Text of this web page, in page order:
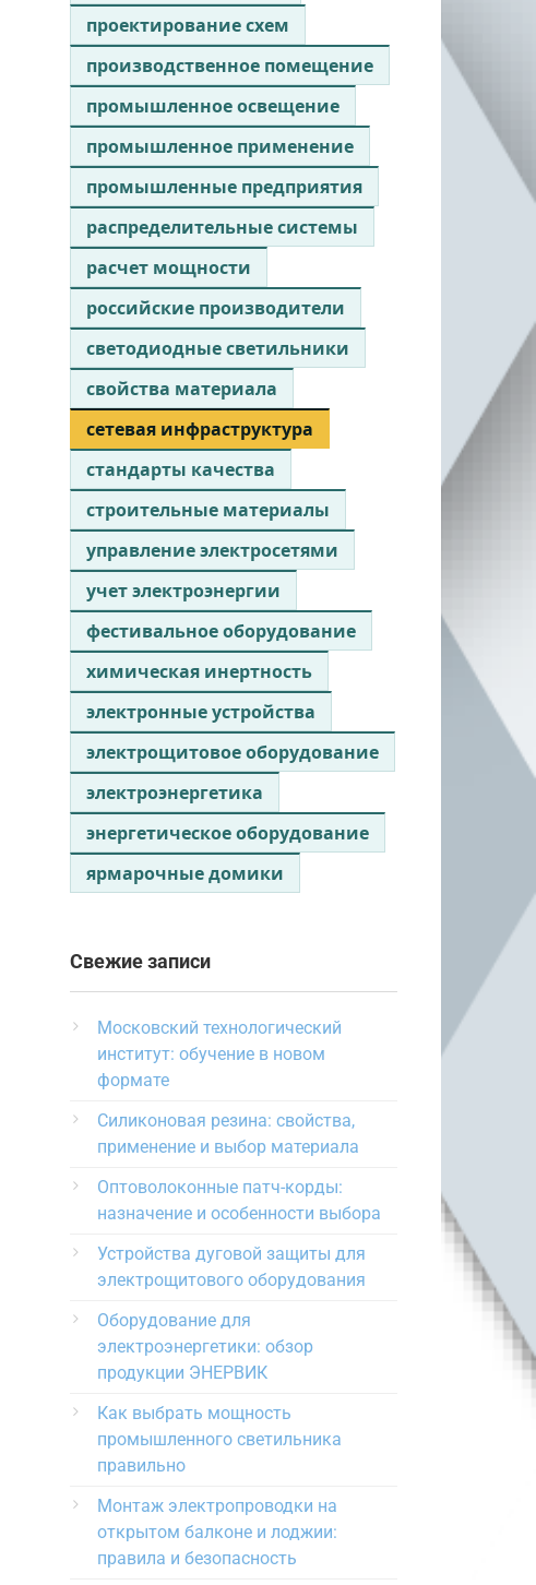
проектирование схем
производственное помещение
промышленное освещение
промышленное применение
промышленные предприятия
распределительные системы
расчет мощности
российские производители
светодиодные светильники
свойства материала
сетевая инфраструктура
стандарты качества
строительные материалы
управление электросетями
учет электроэнергии
фестивальное оборудование
химическая инертность
электронные устройства
электрощитовое оборудование
электроэнергетика
энергетическое оборудование
ярмарочные домики
Свежие записи
Московский технологический
институт: обучение в новом
формате
Силиконовая резина: свойства,
применение и выбор материала
Оптоволоконные патч-корды:
назначение и особенности выбора
Устройства дуговой защиты для
электрощитового оборудования
Оборудование для
электроэнергетики: обзор
продукции ЭНЕРВИК
Как выбрать мощность
промышленного светильника
правильно
Монтаж электропроводки на
открытом балконе и лоджии:
правила и безопасность